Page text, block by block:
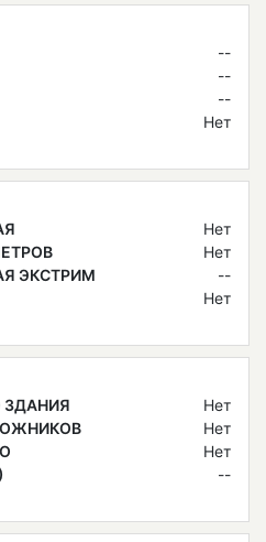
--
--
--
Нет
Нет
Нет
ЭКСТРИМ
--
Нет
ЗДАНИЯ
Нет
Нет
Нет
--